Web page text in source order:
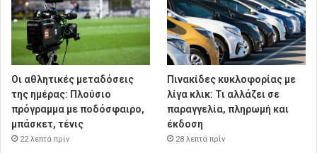
Οι αθλητικές μεταδόσεις
της ημέρας: Πλούσιο
πρόγραμμα με ποδόσφαιρο,
μπάσκετ, τένις
22 λεπτά πρίν
Πινακίδες κυκλοφορίας με
λίγα κλικ: Τι αλλάζει σε
παραγγελία, πληρωμή και
έκδοση
28 λεπτά πρίν